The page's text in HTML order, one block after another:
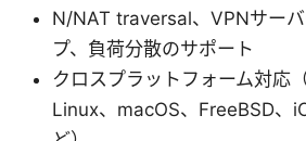
N/NAT traversal、VPNサー
プ、負荷分散のサポート
クロスプラットフォーム対応
Linux、macOS、FreeBSD、